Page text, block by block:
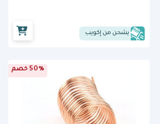
يشحن من إكويب
50% خصم